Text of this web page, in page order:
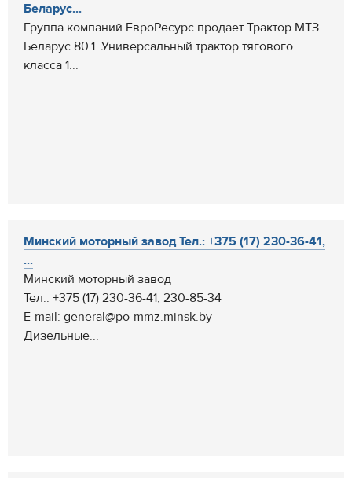
Беларус...
Группа компаний ЕвроРесурс продает Трактор МТЗ
Беларус 80.1. Универсальный трактор тягового
класса 1...
Минский моторный завод Тел.: +375 (17) 230-36-41,
...
Минский моторный завод
Тел.: +375 (17) 230-36-41, 230-85-34
E-mail: general@po-mmz.minsk.by
Дизельные...